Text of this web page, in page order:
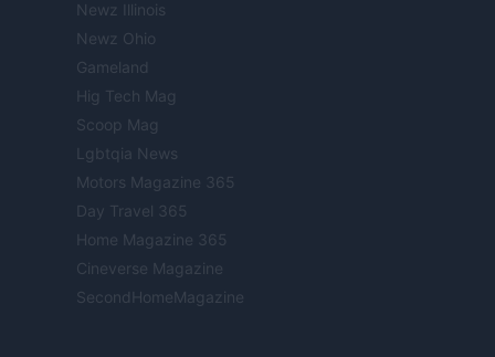
Newz Illinois
Newz Ohio
Gameland
Hig Tech Mag
Scoop Mag
Lgbtqia News
Motors Magazine 365
Day Travel 365
Home Magazine 365
Cineverse Magazine
SecondHomeMagazine